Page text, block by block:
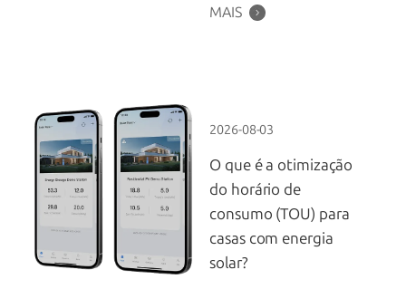
MAIS
2026-08-03
O que é a otimização
do horário de
consumo (TOU) para
casas com energia
solar?